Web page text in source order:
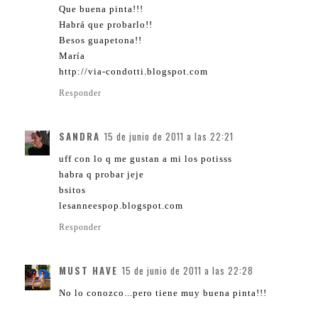
Que buena pinta!!!
Habrá que probarlo!!
Besos guapetona!!
María
http://via-condotti.blogspot.com
Responder
SANDRA 15 de junio de 2011 a las 22:21
uff con lo q me gustan a mi los potisss
habra q probar jeje
bsitos
lesanneespop.blogspot.com
Responder
MUST HAVE 15 de junio de 2011 a las 22:28
No lo conozco...pero tiene muy buena pinta!!!